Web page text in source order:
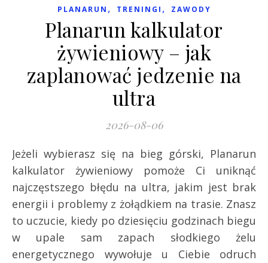
PLANARUN , TRENINGI , ZAWODY
Planarun kalkulator
żywieniowy – jak
zaplanować jedzenie na
ultra
2026-08-06
Jeżeli wybierasz się na bieg górski, Planarun
kalkulator żywieniowy pomoże Ci uniknąć
najczęstszego błędu na ultra, jakim jest brak
energii i problemy z żołądkiem na trasie. Znasz
to uczucie, kiedy po dziesięciu godzinach biegu
w upale sam zapach słodkiego żelu
energetycznego wywołuje u Ciebie odruch